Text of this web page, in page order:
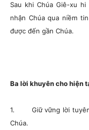
Sau khi Chúa Giê-xu
nhận Chúa qua niềm
được đến gần Chúa.
Ba lời khuyên cho hiện
1. Giữ vững lời tuyên
Chúa.